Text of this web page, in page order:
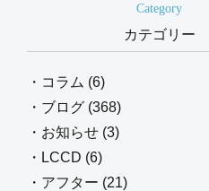
Category
カテゴリー
・コラム (6)
・ブログ (368)
・お知らせ (3)
・LCCD (6)
・アフター (21)